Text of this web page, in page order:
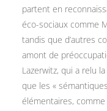
partent en
éco-sociaux comme
tandis que d’autres
amont de
Lazerwitz, qui a relu
que les «
élémentaires,